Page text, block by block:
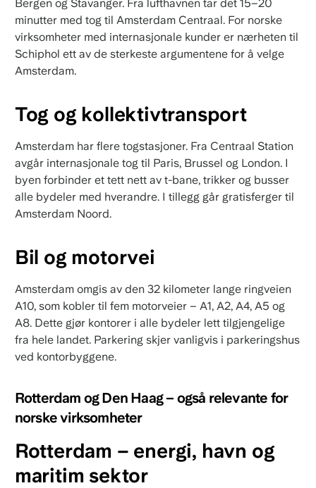
Bergen og Stavanger. Fra lufthavnen tar det 15–20
minutter med tog til Amsterdam Centraal. For norske
virksomheter med internasjonale kunder er nærheten til
Schiphol ett av de sterkeste argumentene for å velge
Amsterdam.
Tog og kollektivtransport
Amsterdam har flere togstasjoner. Fra Centraal Station
avgår internasjonale tog til Paris, Brussel og London. I
byen forbinder et tett nett av t-bane, trikker og busser
alle bydeler med hverandre. I tillegg går gratisferger til
Amsterdam Noord.
Bil og motorvei
Amsterdam omgis av den 32 kilometer lange ringveien
A10, som kobler til fem motorveier – A1, A2, A4, A5 og
A8. Dette gjør kontorer i alle bydeler lett tilgjengelige
fra hele landet. Parkering skjer vanligvis i parkeringshus
ved kontorbyggene.
Rotterdam og Den Haag – også relevante for
norske virksomheter
Rotterdam – energi, havn og
maritim sektor